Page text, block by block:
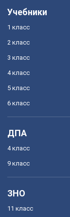
Учебники
1 класс
2 класс
3 класс
4 класс
5 класс
6 класс
ДПА
4 класс
9 класс
ЗНО
11 класс